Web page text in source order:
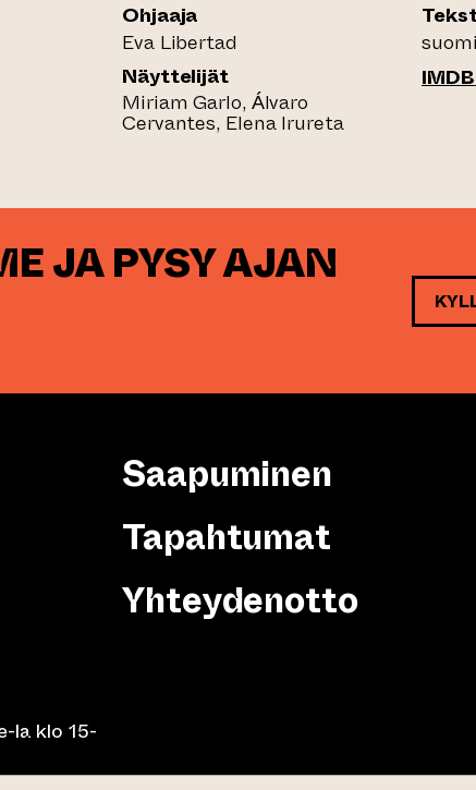
Ohjaaja
Eva Libertad
Näyttelijät
Miriam Garlo, Álvaro
Cervantes, Elena Irureta
IMDB
JA PYSY AJAN
la klo 15-
Saapuminen
Tapahtumat
Yhteydenotto